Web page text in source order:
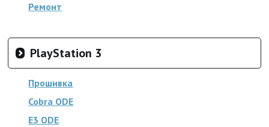
Ремонт
PlayStation 3
Прошивка
Cobra ODE
E3 ODE